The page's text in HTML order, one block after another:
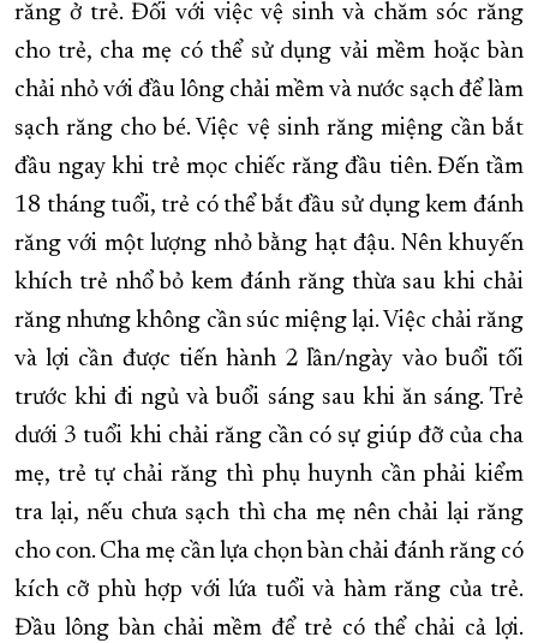
răng ở trẻ. Đối với việc vệ sinh và chăm sóc răng
cho trẻ, cha mẹ có thể sử dụng vải mềm hoặc bàn
chải nhỏ với đầu lông chải mềm và nước sạch để làm
sạch răng cho bé. Việc vệ sinh răng miệng cần bắt
đầu ngay khi trẻ mọc chiếc răng đầu tiên. Đến tầm
18 tháng tuổi, trẻ có thể bắt đầu sử dụng kem đánh
răng với một lượng nhỏ bằng hạt đậu. Nên khuyến
khích trẻ nhổ bỏ kem đánh răng thừa sau khi chải
răng nhưng không cần súc miệng lại. Việc chải răng
và lợi cần được tiến hành 2 lần/ngày vào buổi tối
trước khi đi ngủ và buổi sáng sau khi ăn sáng. Trẻ
dưới 3 tuổi khi chải răng cần có sự giúp đỡ của cha
mẹ, trẻ tự chải răng thì phụ huynh cần phải kiểm
tra lại, nếu chưa sạch thì cha mẹ nên chải lại răng
cho con. Cha mẹ cần lựa chọn bàn chải đánh răng có
kích cỡ phù hợp với lứa tuổi và hàm răng của trẻ.
Đầu lông bàn chải mềm để trẻ có thể chải cả lợi.